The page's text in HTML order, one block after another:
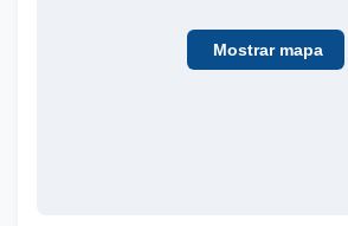
Mostrar mapa